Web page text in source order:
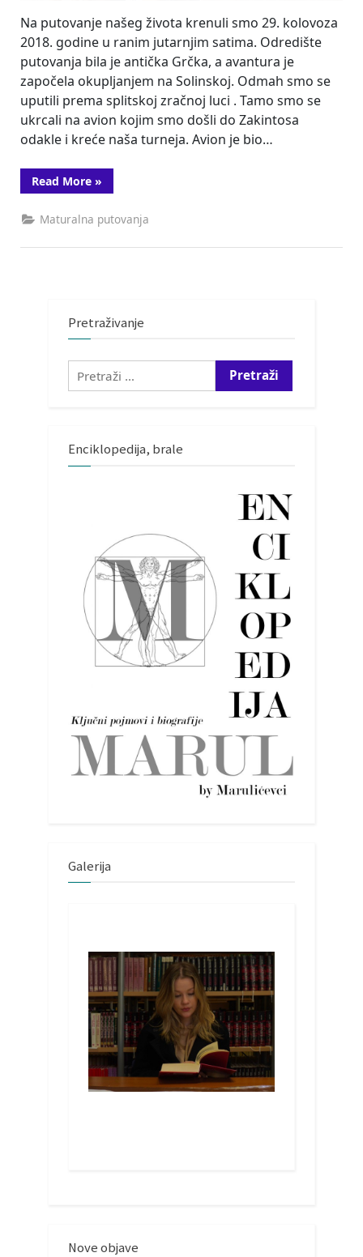
Na putovanje našeg života krenuli smo 29. kolovoza
2018. godine u ranim jutarnjim satima. Odredište
putovanja bila je antička Grčka, a avantura je
započela okupljanjem na Solinskoj. Odmah smo se
uputili prema splitskoj zračnoj luci . Tamo smo se
ukrcali na avion kojim smo došli do Zakintosa
odakle i kreće naša turneja. Avion je bio…
Read More“Ekskurzija
4.B
»
Maturalna putovanja
Pretraživanje
Pretraži:
Enciklopedija, brale
Galerija
Nove objave